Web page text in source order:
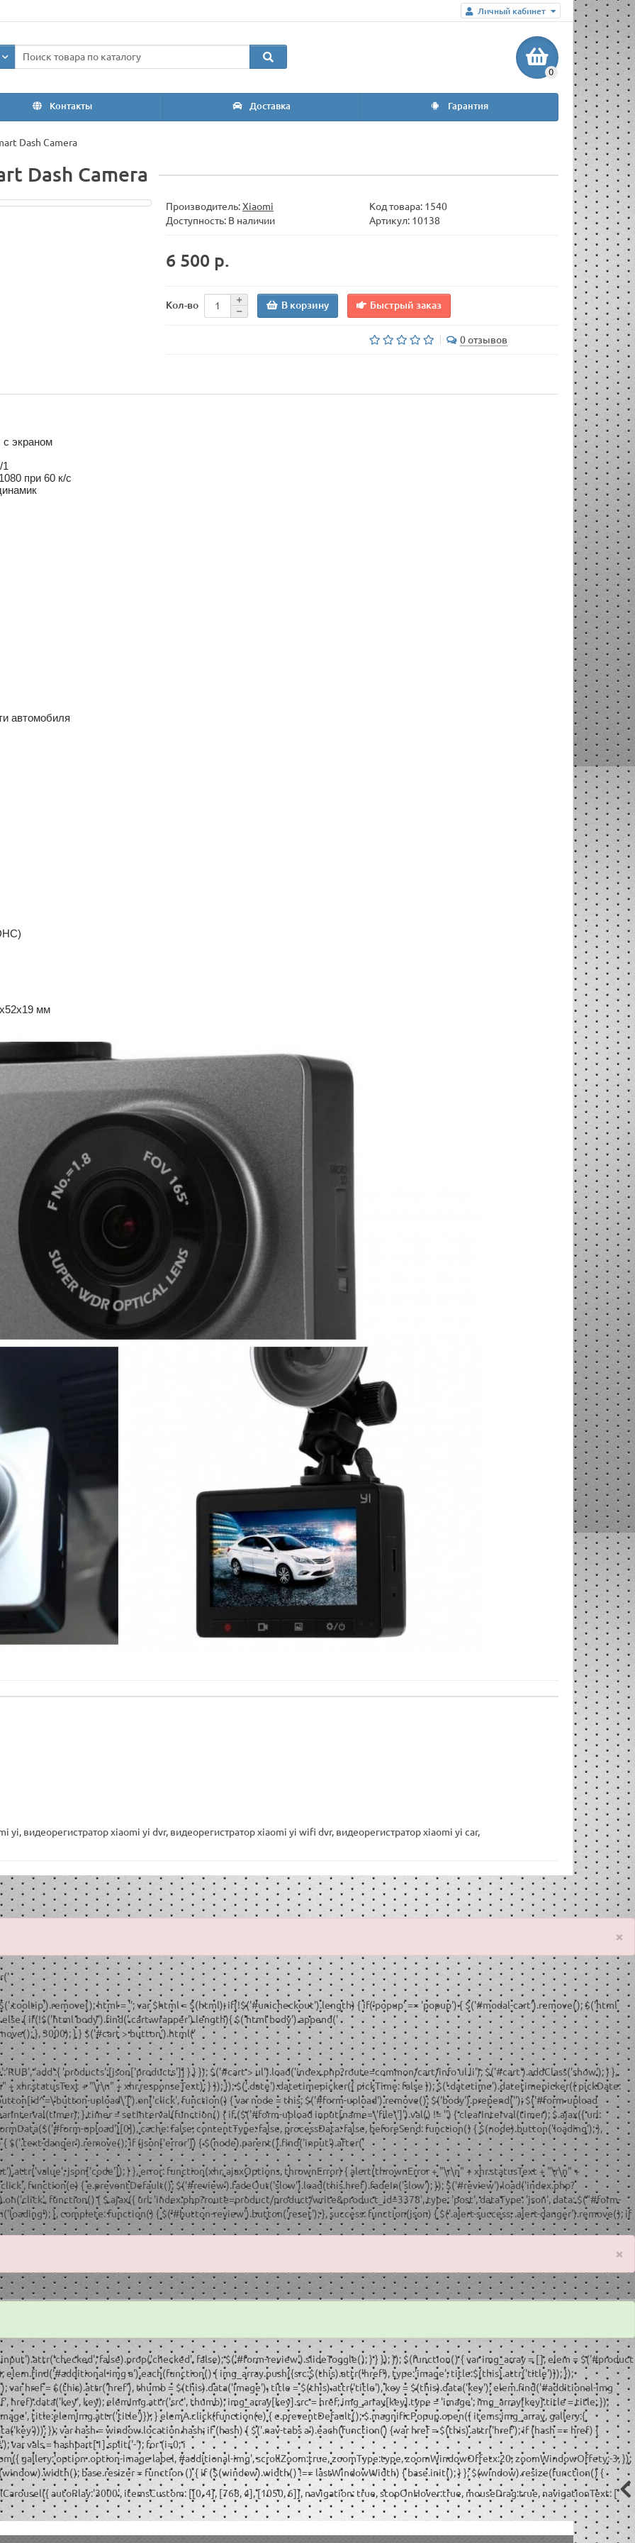
Личный кабинет
0
Контакты Доставка Гарантия
Dash Camera
Dash Camera
Производитель:Xiaomi Код товара: 1540
Доступность: В наличии
Артикул: 10138
6 500 р.
Кол-во В корзину Быстрый заказ
0 отзывов
с экраном
1
при 60 к/с
автомобиля
мм
yi, видеорегистратор xiaomi yi dvr, видеорегистратор xiaomi yi wifi dvr, видеорегистратор xiaomi yi car,
×
html = ''; var $html = $(html); if(!$('#unicheckout').length) { if('popup' == 'popup') { $('#modal-cart').remove(); $('html
{ if(!$('html body').find('.cart-wrapper').length){ $('html body').append('
}, 3000); } } $('#cart > button').html('
'add':{ 'products':[json['products']] } } }); $('#cart > ul').load('index.php?route=common/cart/info ul li'); $('#cart').addClass('show'); } },
xhr.statusText + "\r\n" + xhr.responseText); } }); }); $('.date').datetimepicker({ pickTime: false }); $('.datetime').datetimepicker({ pickDate:
upload\']').on('click', function() { var node = this; $('#form-upload').remove(); $('body').prepend(''); $('#form-upload
} timer = setInterval(function() { if ($('#form-upload input[name=\'file\']').val() != '') { clearInterval(timer); $.ajax({ url:
upload')[0]), cache: false, contentType: false, processData: false, beforeSend: function() { $(node).button('loading'); },
$('.text-danger').remove(); if (json['error']) { $(node).parent().find('input').after('
json['code']); } }, error: function(xhr, ajaxOptions, thrownError) { alert(thrownError + "\r\n" + xhr.statusText + "\r\n" +
function(e) { e.preventDefault(); $('#review').fadeOut('slow').load(this.href).fadeIn('slow'); }); $('#review').load('index.php?
function() { $.ajax({ url: 'index.php?route=product/product/write&product_id=3378', type: 'post', dataType: 'json', data: $("#form-
}, complete: function() { $('#button-review').button('reset'); }, success: function(json) { $('.alert-success, .alert-danger').remove(); if
×
false).prop('checked', false); $('#form-review').slideToggle(); } } }); }); $(function() { var img_array = [], elem = $('#product
elem.find('#additional-img a').each(function() { img_array.push({src:$(this).attr('href'), type:'image', title:$(this).attr('title')}); });
href = $(this).attr('href'), thumb = $(this).data('image'), title = $(this).attr('title'), key = $(this).data('key'); elem.find('#additional-img
href).data('key', key); elemImg.attr('src', thumb); img_array[key].src = href; img_array[key].type = 'image'; img_array[key].title = title; });
title:elemImg.attr('title')}); } elemA.click(function(e) { e.preventDefault(); $.magnificPopup.open({ items:img_array, gallery:{
}); var hash = window.location.hash; if (hash) { $('.nav-tabs a').each(function() { var href = $(this).attr('href'); if (hash == href) {
var vals = hashpart[1].split('-'); for (i=0; i
gallery:'option .option-image label, #additional-img', scrollZoom:true, zoomType:type, zoomWindowOffetx:20, zoomWindowOffety:-3, });
base.resizer = function () { if ($(window).width() !== lastWindowWidth) { base.init(); } }; $(window).resize(function() {
autoPlay:'3000', itemsCustom: [[0, 4], [768, 4], [1050, 6]], navigation: true, stopOnHover:true, mouseDrag:true, navigationText: ['